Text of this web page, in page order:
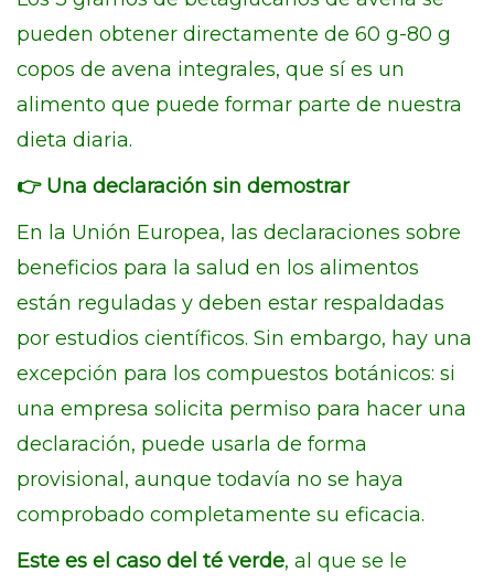
pueden obtener directamente de 60 g-80 g
copos de avena integrales, que sí es un
alimento que puede formar parte de nuestra
dieta diaria.
👉 Una declaración sin demostrar
En la Unión Europea, las declaraciones sobre
beneficios para la salud en los alimentos
están reguladas y deben estar respaldadas
por estudios científicos. Sin embargo, hay una
excepción para los compuestos botánicos: si
una empresa solicita permiso para hacer una
declaración, puede usarla de forma
provisional, aunque todavía no se haya
comprobado completamente su eficacia.
Este es el caso del té verde, al que se le